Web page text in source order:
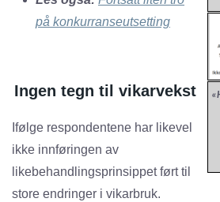
på konkurranseutsetting
Ingen tegn til vikarvekst
Ifølge respondentene har likevel
ikke innføringen av
likebehandlingsprinsippet ført til
store endringer i vikarbruk.